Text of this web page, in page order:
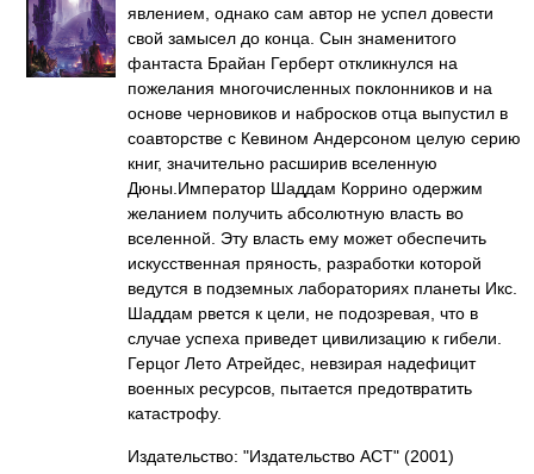
явлением, однако сам автор не успел довести
свой замысел до конца. Сын знаменитого
фантаста Брайан Герберт откликнулся на
пожелания многочисленных поклонников и на
основе черновиков и набросков отца выпустил в
соавторстве с Кевином Андерсоном целую серию
книг, значительно расширив вселенную
Дюны.Император Шаддам Коррино одержим
желанием получить абсолютную власть во
вселенной. Эту власть ему может обеспечить
искусственная пряность, разработки которой
ведутся в подземных лабораториях планеты Икс.
Шаддам рвется к цели, не подозревая, что в
случае успеха приведет цивилизацию к гибели.
Герцог Лето Атрейдес, невзирая надефицит
военных ресурсов, пытается предотвратить
катастрофу.
Издательство: "Издательство АСТ" (2001)